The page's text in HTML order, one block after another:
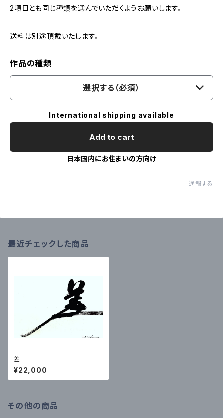
2項目とも同じ種類を選んでいただくようお願いします。
送料は別途頂戴いたします。
作品の種類
選択する（必須）
International shipping available
Add to cart
日本国内にお住まいの方向け
通報する
最近チェックした商品
差
¥22,000
その他の商品